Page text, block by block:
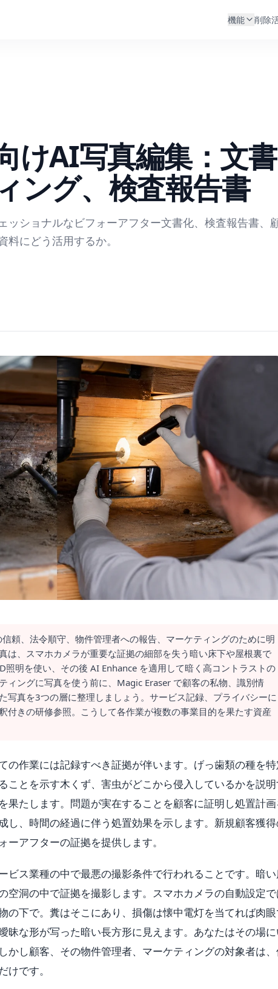
機能 削除
けAI写真編集：文書
ング、検査報告書
ッショナルなビフォーアフター文書化、検査報告書、
にどう活用するか。
頼、法令順守、物件管理者への報告、マーケティングのために明
は、スマホカメラが重要な証拠の細部を失う暗い床下や屋根裏で
照明を使い、その後 AI Enhance を適用して暗く高コントラストの
ィングに写真を使う前に、Magic Eraser で顧客の私物、識別情
写真を3つの層に整理しましょう。サービス記録、プライバシーに
付きの研修参照。こうして各作業が複数の事業目的を果たす資産
の作業には記録すべき証拠が伴います。げっ歯類の種を特
ことを示す木くず、害虫がどこから侵入しているかを説
果たします。問題が実在することを顧客に証明し処置計
し、時間の経過に伴う処置効果を示します。新規顧客獲
アフターの証拠を提供します。
ビス業種の中で最悪の撮影条件で行われることです。暗
空洞の中で証拠を撮影します。スマホカメラの自動設定
の下で。糞はそこにあり、損傷は懐中電灯を当てれば肉
昧な形が写った暗い長方形に見えます。あなたはその場
かし顧客、その物件管理者、マーケティングの対象者は
けです。